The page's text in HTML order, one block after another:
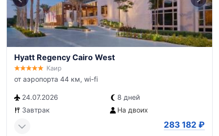
Hyatt Regency Cairo West
Каир
от аэропорта 44 км, wi-fi
24.07.2026
8 дней
Завтрак
На двоих
283 182 ₽